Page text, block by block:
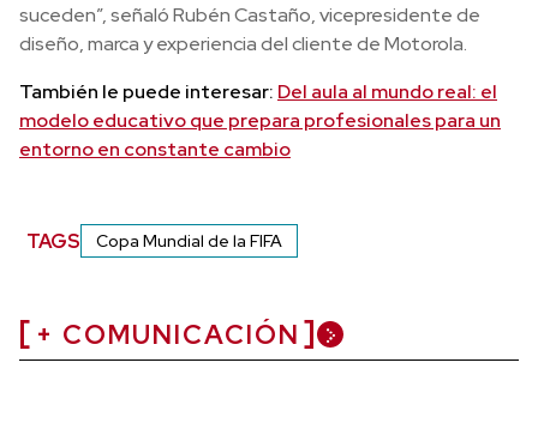
suceden”, señaló Rubén Castaño, vicepresidente de
diseño, marca y experiencia del cliente de Motorola.
También le puede interesar: Del aula al mundo real: el
modelo educativo que prepara profesionales para un
entorno en constante cambio
TAGS Copa Mundial de la FIFA
+ COMUNICACIÓN